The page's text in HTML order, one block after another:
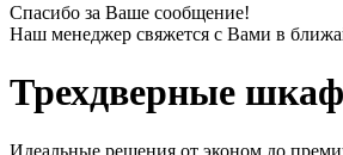
Спасибо за Ваше сообщение!
Наш менеджер свяжется с Вами в
Трехдверные
Идеальные решения от эконом до